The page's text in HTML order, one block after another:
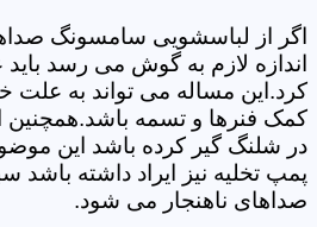
اگر از لباسشویی سامسونگ
اندازه لازم به گوش می رسد باید
کرد.این مساله می تواند به علت
کمک فنرها و تسمه
در شلنگ گیر کرده باشد این
پمپ تخلیه نیز ایراد داشته
صداهای ناهنجار می شود.